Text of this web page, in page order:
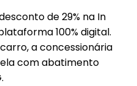
de 29% na In
100% digital.
a concessionária
com abatimento